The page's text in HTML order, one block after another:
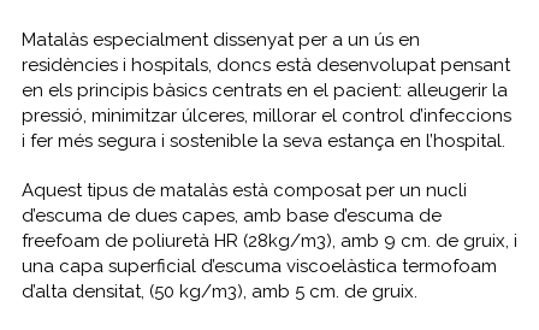
Matalàs especialment dissenyat per a un ús en
residències i hospitals, doncs està desenvolupat pensant
en els principis bàsics centrats en el pacient: alleugerir la
pressió, minimitzar úlceres, millorar el control d’infeccions
i fer més segura i sostenible la seva estança en l’hospital.
Aquest tipus de matalàs està composat per un nucli
d’escuma de dues capes, amb base d’escuma de
freefoam de poliuretà HR (28kg/m3), amb 9 cm. de gruix, i
una capa superficial d’escuma viscoelàstica termofoam
d’alta densitat, (50 kg/m3), amb 5 cm. de gruix.